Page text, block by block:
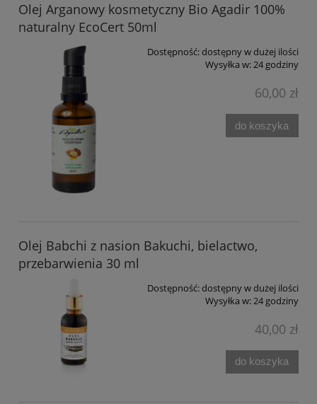
Olej Arganowy kosmetyczny Bio Agadir 100%
naturalny EcoCert 50ml
Dostępność:dostępny w dużej ilości
Wysyłka w:24 godziny
60,00 zł
do koszyka
Olej Babchi z nasion Bakuchi, bielactwo,
przebarwienia 30 ml
Dostępność:dostępny w dużej ilości
Wysyłka w:24 godziny
40,00 zł
do koszyka